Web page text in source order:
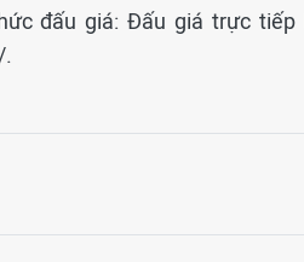
đấu giá: Đấu giá trực